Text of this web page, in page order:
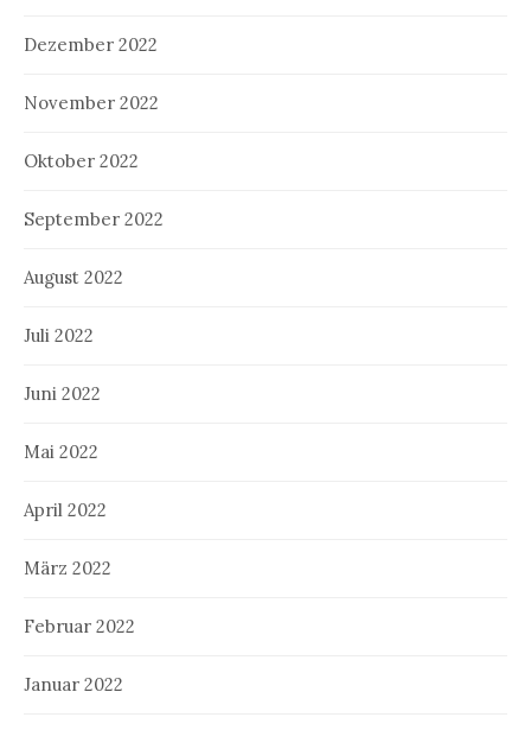
Dezember 2022
November 2022
Oktober 2022
September 2022
August 2022
Juli 2022
Juni 2022
Mai 2022
April 2022
März 2022
Februar 2022
Januar 2022